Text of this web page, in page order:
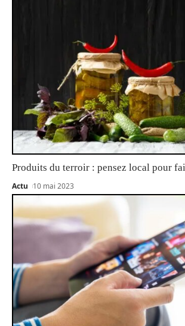
Produits du terroir : pensez local pour
Actu 10 mai 2023